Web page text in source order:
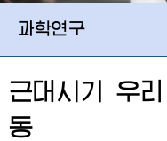
과학연구
근대시기 우
동